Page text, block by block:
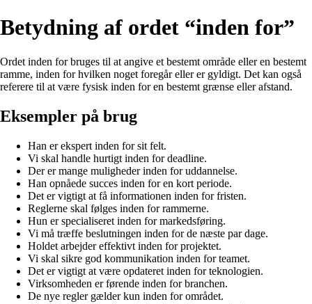
Betydning af ordet “inden for”
Ordet inden for bruges til at angive et bestemt område eller en bestemt
ramme, inden for hvilken noget foregår eller er gyldigt. Det kan også
referere til at være fysisk inden for en bestemt grænse eller afstand.
Eksempler på brug
Han er ekspert inden for sit felt.
Vi skal handle hurtigt inden for deadline.
Der er mange muligheder inden for uddannelse.
Han opnåede succes inden for en kort periode.
Det er vigtigt at få informationen inden for fristen.
Reglerne skal følges inden for rammerne.
Hun er specialiseret inden for markedsføring.
Vi må træffe beslutningen inden for de næste par dage.
Holdet arbejder effektivt inden for projektet.
Vi skal sikre god kommunikation inden for teamet.
Det er vigtigt at være opdateret inden for teknologien.
Virksomheden er førende inden for branchen.
De nye regler gælder kun inden for området.